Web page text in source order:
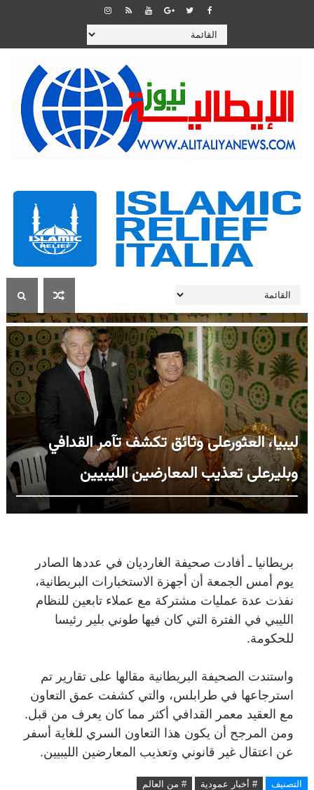
ليبيا، العثورعلى وثائق تكشف تآمر القدافي
وبليرعلى تعذيب المعارضين الليبيين
بريطانيا ـ أفادت صحيفة الغارديان في عددها الصادر
يوم أمس الجمعة أن أجهزة الاستخبارات البريطانية،
نفذت عدة عمليات مشتركة مع عملاء تابعين للنظام
الليبي في الفترة التي كان فيها طوني بلير رئيسا
للحكومة.
واستندت الصحيفة البريطانية مقالها على تقارير تم
استرجاعها في طرابلس، والتي كشفت عمق التعاون
مع العقيد معمر القدافي أكثر مما كان يعرف من قبل.
ومن المرجح أن يكون هذا التعاون السري للغاية أسفر
عن اعتقال غير قانوني وتعذيب المعارضين الليبيين.
التصنيف # أخبار عمودية # من العالم